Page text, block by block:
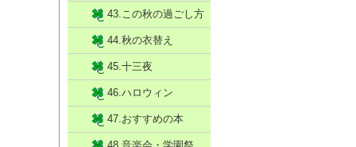
43.この秋の過ごし方
44.秋の衣替え
45.十三夜
46.ハロウィン
47.おすすめの本
48.音楽会・学園祭